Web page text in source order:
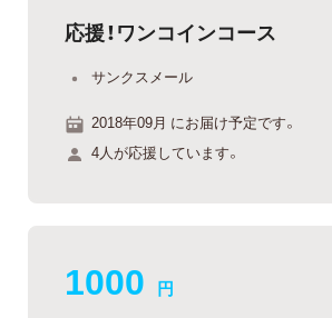
応援！ワンコインコース
サンクスメール
2018年09月 にお届け予定です。
4人が応援しています。
1000 円